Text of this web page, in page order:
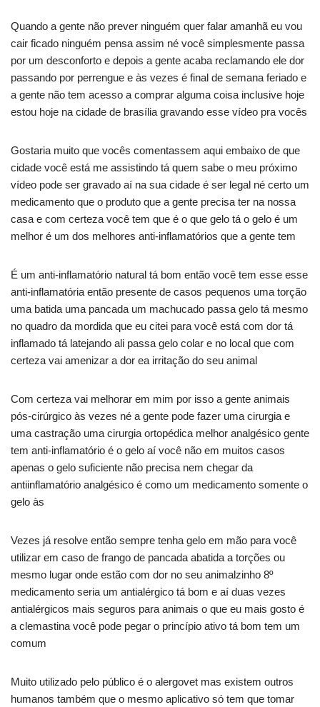
Quando a gente não prever ninguém quer falar amanhã eu vou
cair ficado ninguém pensa assim né você simplesmente passa
por um desconforto e depois a gente acaba reclamando ele dor
passando por perrengue e às vezes é final de semana feriado e
a gente não tem acesso a comprar alguma coisa inclusive hoje
estou hoje na cidade de brasília gravando esse vídeo pra vocês
Gostaria muito que vocês comentassem aqui embaixo de que
cidade você está me assistindo tá quem sabe o meu próximo
vídeo pode ser gravado aí na sua cidade é ser legal né certo um
medicamento que o produto que a gente precisa ter na nossa
casa e com certeza você tem que é o que gelo tá o gelo é um
melhor é um dos melhores anti-inflamatórios que a gente tem
É um anti-inflamatório natural tá bom então você tem esse esse
anti-inflamatória então presente de casos pequenos uma torção
uma batida uma pancada um machucado passa gelo tá mesmo
no quadro da mordida que eu citei para você está com dor tá
inflamado tá latejando ali passa gelo colar e no local que com
certeza vai amenizar a dor ea irritação do seu animal
Com certeza vai melhorar em mim por isso a gente animais
pós-cirúrgico às vezes né a gente pode fazer uma cirurgia e
uma castração uma cirurgia ortopédica melhor analgésico gente
tem anti-inflamatório é o gelo aí você não em muitos casos
apenas o gelo suficiente não precisa nem chegar da
antiinflamatório analgésico é como um medicamento somente o
gelo às
Vezes já resolve então sempre tenha gelo em mão para você
utilizar em caso de frango de pancada abatida a torções ou
mesmo lugar onde estão com dor no seu animalzinho 8º
medicamento seria um antialérgico tá bom e aí duas vezes
antialérgicos mais seguros para animais o que eu mais gosto é
a clemastina você pode pegar o princípio ativo tá bom tem um
comum
Muito utilizado pelo público é o alergovet mas existem outros
humanos também que o mesmo aplicativo só tem que tomar